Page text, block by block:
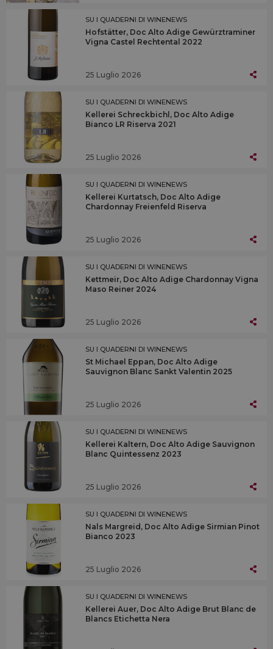
SU I QUADERNI DI WINENEWS
Hofstätter, Doc Alto Adige Gewürztraminer
Vigna Castel Rechtental 2022
25 Luglio 2026
SU I QUADERNI DI WINENEWS
Kellerei Schreckbichl, Doc Alto Adige
Bianco LR Riserva 2021
25 Luglio 2026
SU I QUADERNI DI WINENEWS
Kellerei Kurtatsch, Doc Alto Adige
Chardonnay Freienfeld Riserva
25 Luglio 2026
SU I QUADERNI DI WINENEWS
Kettmeir, Doc Alto Adige Chardonnay Vigna
Maso Reiner 2024
25 Luglio 2026
SU I QUADERNI DI WINENEWS
St Michael Eppan, Doc Alto Adige
Sauvignon Blanc Sankt Valentin 2025
25 Luglio 2026
SU I QUADERNI DI WINENEWS
Kellerei Kaltern, Doc Alto Adige Sauvignon
Blanc Quintessenz 2023
25 Luglio 2026
SU I QUADERNI DI WINENEWS
Nals Margreid, Doc Alto Adige Sirmian Pinot
Bianco 2023
25 Luglio 2026
SU I QUADERNI DI WINENEWS
Kellerei Auer, Doc Alto Adige Brut Blanc de
Blancs Etichetta Nera